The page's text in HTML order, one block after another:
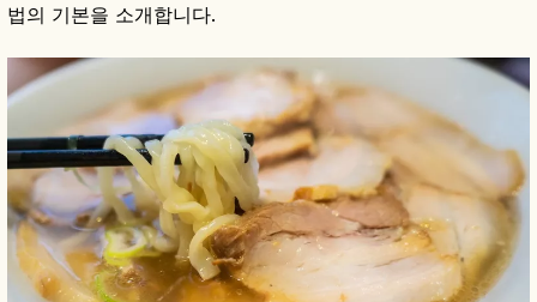
법의 기본을 소개합니다.